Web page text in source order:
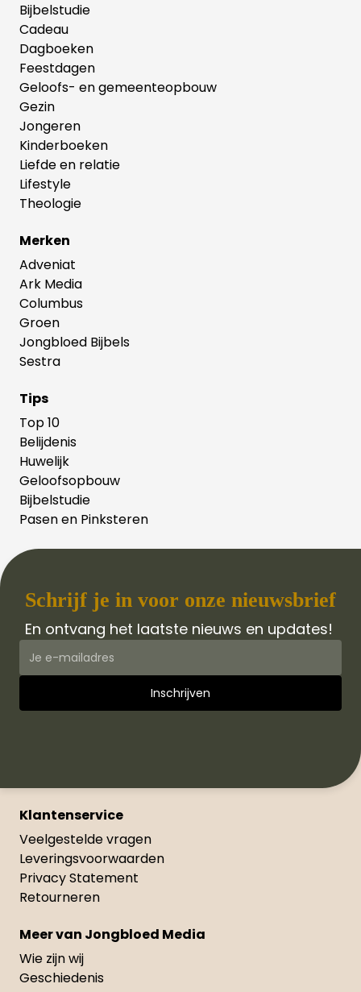
Bijbelstudie
Cadeau
Dagboeken
Feestdagen
Geloofs- en gemeenteopbouw
Gezin
Jongeren
Kinderboeken
Liefde en relatie
Lifestyle
Theologie
Merken
Adveniat
Ark Media
Columbus
Groen
Jongbloed Bijbels
Sestra
Tips
Top 10
Belijdenis
Huwelijk
Geloofsopbouw
Bijbelstudie
Pasen en Pinksteren
Schrijf je in voor onze nieuwsbrief
En ontvang het laatste nieuws en updates!
Klantenservice
Veelgestelde vragen
Leveringsvoorwaarden
Privacy Statement
Retourneren
Meer van Jongbloed Media
Wie zijn wij
Geschiedenis